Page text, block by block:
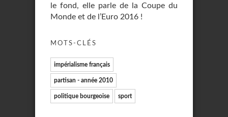
le fond, elle parle de la Coupe du
Monde et de l’Euro 2016 !
MOTS-CLÉS
impérialisme français
partisan - année 2010
politique bourgeoise sport